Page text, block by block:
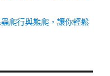
爬行與熊爬，讓你輕鬆